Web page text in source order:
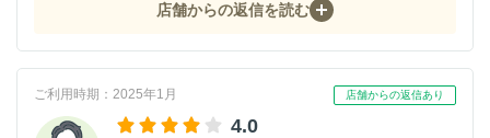
店舗からの返信を読む
ご利用時期：2025年1月 店舗からの返信あり
4.0